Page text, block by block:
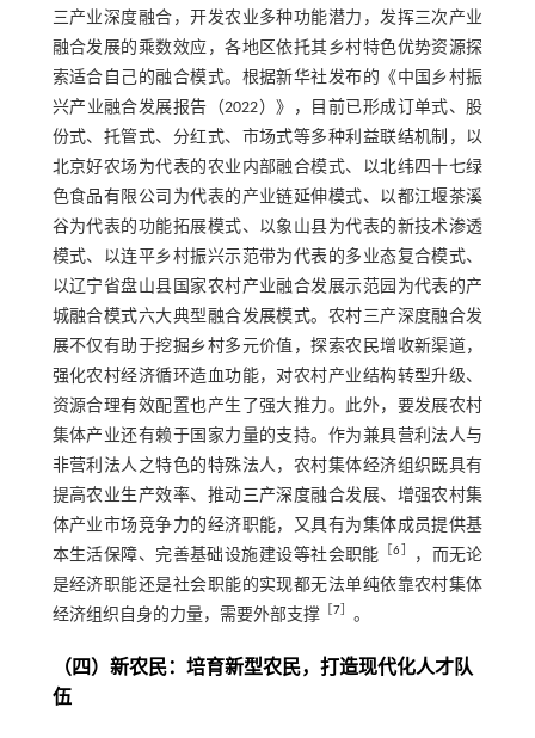
三产业深度融合，开发农业多种功能潜力，发挥三次产业
融合发展的乘数效应，各地区依托其乡村特色优势资源探
索适合自己的融合模式。根据新华社发布的《中国乡村振
兴产业融合发展报告（2022）》，目前已形成订单式、股
份式、托管式、分红式、市场式等多种利益联结机制，以
北京好农场为代表的农业内部融合模式、以北纬四十七绿
色食品有限公司为代表的产业链延伸模式、以都江堰茶溪
谷为代表的功能拓展模式、以象山县为代表的新技术渗透
模式、以连平乡村振兴示范带为代表的多业态复合模式、
以辽宁省盘山县国家农村产业融合发展示范园为代表的产
城融合模式六大典型融合发展模式。农村三产深度融合发
展不仅有助于挖掘乡村多元价值，探索农民增收新渠道，
强化农村经济循环造血功能，对农村产业结构转型升级、
资源合理有效配置也产生了强大推力。此外，要发展农村
集体产业还有赖于国家力量的支持。作为兼具营利法人与
非营利法人之特色的特殊法人，农村集体经济组织既具有
提高农业生产效率、推动三产深度融合发展、增强农村集
体产业市场竞争力的经济职能，又具有为集体成员提供基
本生活保障、完善基础设施建设等社会职能 ［6
，而无论
是经济职能还是社会职能的实现都无法单纯依靠农村集体
经济组织自身的力量，需要外部支撑
7］ 。
（四）新农民：培育新型农民，打造现代化人才队
伍